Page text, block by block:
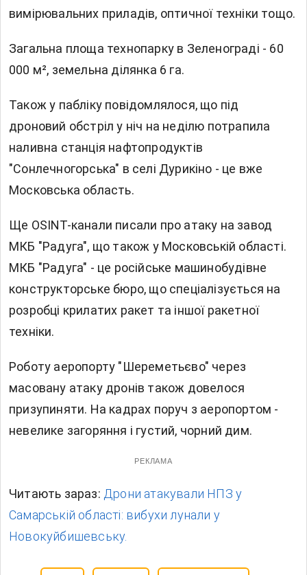
вимірювальних приладів, оптичної техніки тощо.
Загальна площа технопарку в Зеленограді - 60
000 м², земельна ділянка 6 га.
Також у пабліку повідомлялося, що під
дроновий обстріл у ніч на неділю потрапила
наливна станція нафтопродуктів
"Сонлечногорська" в селі Дурикіно - це вже
Московська область.
Ще OSINT-канали писали про атаку на завод
МКБ "Радуга", що також у Московській області.
МКБ "Радуга" - це російське машинобудівне
конструкторське бюро, що спеціалізується на
розробці крилатих ракет та іншої ракетної
техніки.
Роботу аеропорту "Шереметьєво" через
масовану атаку дронів також довелося
призупиняти. На кадрах поруч з аеропортом -
невелике загоряння і густий, чорний дим.
РЕКЛАМА
Читають зараз: Дрони атакували НПЗ у
Самарській області: вибухи лунали у
Новокуйбишевську.